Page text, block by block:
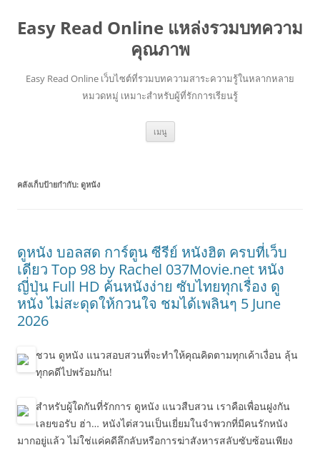
Easy Read Online แหล่งรวมบทความ
คุณภาพ
Easy Read Online เว็บไซต์ที่รวมบทความสาระความรู้ในหลากหลาย
หมวดหมู่ เหมาะสำหรับผู้ที่รักการเรียนรู้
เมนู ข้าม
ยัง
คลังเก็บป้ายกำกับ: ดูหนัง
ดูหนัง บอลสด การ์ตูน ซีรีย์ หนังฮิต ครบที่เว็บ
เดียว Top 98 by Rachel 037Movie.net หนัง
ญี่ปุ่น Full HD ค้นหนังง่าย ซับไทยทุกเรื่อง ดู
หนัง ไม่สะดุดให้กวนใจ ชมได้เพลินๆ 5 June
2026
ชวน ดูหนัง แนวสอบสวนที่จะทำให้คุณคิดตามทุกเค้าเงื่อน ลุ้น
ทุกคดีไปพร้อมกัน!
สำหรับผู้ใดกันที่รักการ ดูหนัง แนวสืบสวน เราคือเพื่อนฝูงกัน
เลยขอรับ ฮ่า… หนังไต่สวนเป็นเยี่ยมในจำพวกที่มีคนรักหนัง
มากอยู่แล้ว ไม่ใช่แค่คดีลึกลับหรือการฆ่าสังหารสลับซับซ้อนเพียง